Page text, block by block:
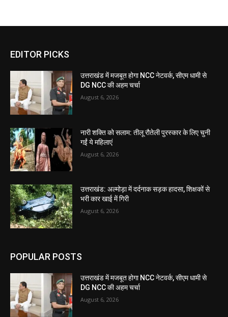
EDITOR PICKS
उत्तराखंड में मजबूत होगा NCC नेटवर्क, सीएम धामी से
DG NCC की अहम चर्चा
August 6, 2026
नारी शक्ति को सलाम: तीलू रौतेली पुरस्कार के लिए चुनी
गईं ये महिलाएं
August 6, 2026
उत्तराखंड: अल्मोड़ा में दर्दनाक सड़क हादसा, शिक्षकों से
भरी कार खाई में गिरी
August 6, 2026
POPULAR POSTS
उत्तराखंड में मजबूत होगा NCC नेटवर्क, सीएम धामी से
DG NCC की अहम चर्चा
August 6, 2026